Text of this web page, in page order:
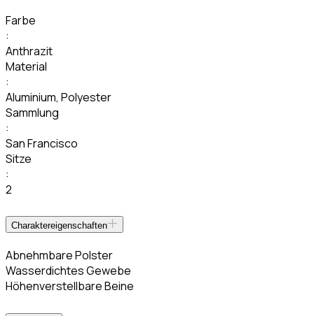
Farbe
:
Anthrazit
Material
:
Aluminium, Polyester
Sammlung
:
San Francisco
Sitze
:
2
Charaktereigenschaften
Abnehmbare Polster
Wasserdichtes Gewebe
Höhenverstellbare Beine